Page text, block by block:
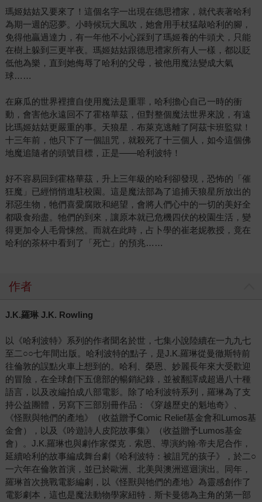
瑪姬姑姑又要來了！這個名字一出現在德思禮家，就代表著哈利
為期一週的惡夢。小時候玩大風吹，她會用手杖猛敲哈利的腳，
免得他贏過達力，有一年他不小心踩到了瑪姬養的牛頭犬，只能
在樹上躲到三更半夜。瑪姬姑姑跟德思禮家所有人一樣，都以貶
低他為樂，直到她侮辱了哈利的父母，被他用魔法變成大氣
球……
在麻瓜的世界裡擅自使用魔法是重罪，哈利擔心自己一時的衝
動，會害他永遠回不了霍格華茲，但對整個魔法世界來說，有遠
比瑪姬姑姑更嚴重的事。天狼星．布萊克逃離了阿茲卡班監獄！
十三年前，他只下了一個詛咒，就殺死了十三個人，如今這個佛
地魔追隨者的頭號目標，正是——哈利波特！
好不容易回到霍格華茲，升上三年級的哈利卻發現，恐怖的「催
狂魔」已經悄悄進駐校園。這是魔法部為了追捕天狼星所放出的
邪惡生物，牠們喜愛腐敗和絕望，會將人們心中的一切的美好全
都吸食殆盡。牠們的到來，讓原本就已危機四伏的校園生活，變
得更加令人毛骨悚然。而就在此時，占卜學的崔老妮教授，竟在
哈利的茶杯中看到了「死亡」的預兆……
作者
J.K.羅琳 J.K. Rowling
以《哈利波特》系列的作者聞名於世，七集小說陸續在一九九七
至二○○七年間出版。哈利波特的點子，是J.K.羅琳從曼徹斯特前
往倫敦的誤點火車上想到的。哈利、榮恩、妙麗長年來大受歡迎
的冒險，在全球創下五億部的暢銷紀錄，並被翻譯成超過八十種
語言，以及改編拍成八部電影。除了哈利波特系列，羅琳為了支
持公益團體，另寫下三部別冊作品：《穿越歷史的魁地奇》、
《怪獸與牠們的產地》（收益贈予Comic Relief基金會和Lumos基
金會），以及《吟遊詩人皮陀故事集》（收益贈予Lumos基金
會）。J.K.羅琳也與劇作家傑克．索恩、導演約翰‧帝夫尼合作，
延續哈利的故事編成舞台劇《哈利波特：被詛咒的孩子》，於二○
一六年在倫敦首演，並已於歐洲、北美與澳洲巡迴演出。同年，
羅琳首次挑戰電影編劇，以《怪獸與牠們的產地》為靈感創作了
電影劇本，這也是魔法動物學家紐特．斯卡曼德為主角的第一部